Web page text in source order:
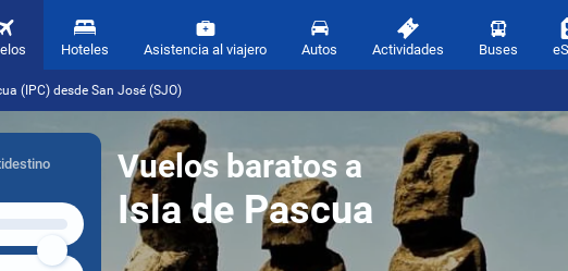
Hoteles Asistencia al viajero Autos Actividades Buses
(IPC) desde San José (SJO)
Vuelos baratos a
Isla de Pascua